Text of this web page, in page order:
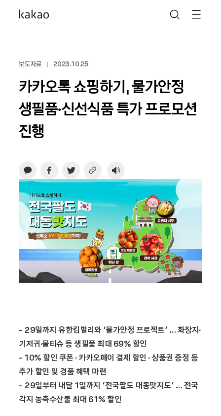
보도자료 2023.10.25
카카오톡 쇼핑하기, 물가안정
생필품∙신선식품 특가 프로모션
진행
- 29일까지 유한킴벌리와 ‘물가안정 프로젝트’ …화장지∙
기저귀∙물티슈 등 생필품 최대 69% 할인
- 10% 할인 쿠폰 ∙ 카카오페이 결제 할인 ∙ 상품권 증정 등
추가 할인 및 경품 혜택 마련
- 29일부터 내달 1일까지 ‘전국팔도 대동맛지도’ …전국
각지 농축수산물 최대 61% 할인